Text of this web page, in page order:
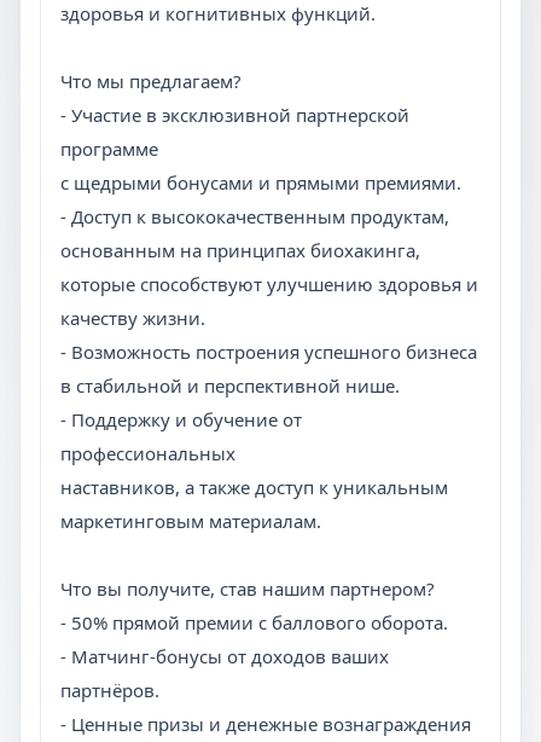
здоровья и когнитивных функций.
Что мы предлагаем?
- Участие в эксклюзивной партнерской
программе
с щедрыми бонусами и прямыми премиями.
- Доступ к высококачественным продуктам,
основанным на принципах биохакинга,
которые способствуют улучшению здоровья и
качеству жизни.
- Возможность построения успешного бизнеса
в стабильной и перспективной нише.
- Поддержку и обучение от
профессиональных
наставников, а также доступ к уникальным
маркетинговым материалам.
Что вы получите, став нашим партнером?
- 50% прямой премии с баллового оборота.
- Матчинг-бонусы от доходов ваших
партнёров.
- Ценные призы и денежные вознаграждения